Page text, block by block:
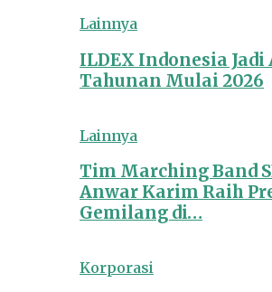
Lainnya
ILDEX Indonesia Jadi
Tahunan Mulai 2026
Lainnya
Tim Marching Band
Anwar Karim Raih
Gemilang di…
Korporasi